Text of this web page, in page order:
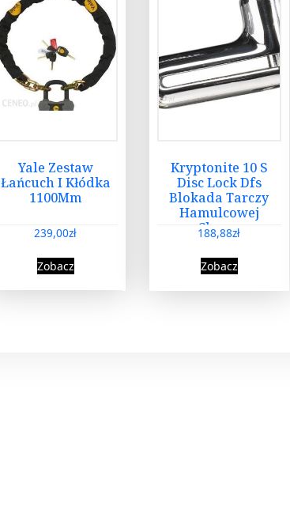
Yale Zestaw
Łańcuch I Kłódka
1100Mm
239,00zł
Zobacz
Kryptonite 10 S
Disc Lock Dfs
Blokada Tarczy
Hamulcowej
Chrom
188,88zł
Zobacz